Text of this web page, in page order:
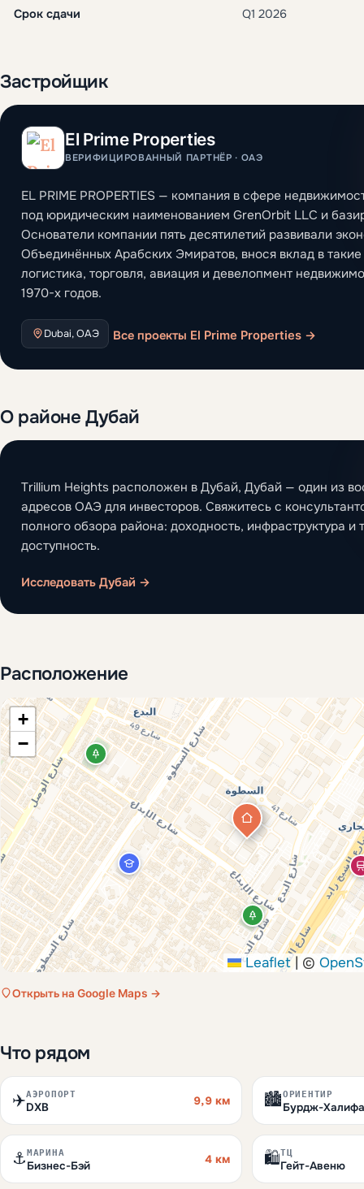
Срок сдачи Q1 2026
Застройщик
El Prime Properties
ВЕРИФИЦИРОВАННЫЙ ПАРТНЁР · ОАЭ
EL PRIME PROPERTIES — компания в сфере
под юридическим наименованием GrenOrbit LLC и
Основатели компании пять десятилетий развивали
Объединённых Арабских Эмиратов, внося вклад в такие
логистика, торговля, авиация и девелопмент
1970-х годов.
Dubai, ОАЭ Все проекты El Prime Properties →
О районе Дубай
Trillium Heights расположен в Дубай, Дубай — один из
адресов ОАЭ для инвесторов. Свяжитесь с
полного обзора района: доходность, инфраструктура и
доступность.
Исследовать Дубай →
Расположение
+
−
Leaflet ©
Открыть на Google Maps →
Что рядом
✈️АЭРОПОРТ
DXB 9,9 км 🏙️ОРИЕНТИР
Бурдж-Халифа
⚓ МАРИНА
Бизнес-Бэй 4 км 🛍️ТЦ
Гейт-Авеню